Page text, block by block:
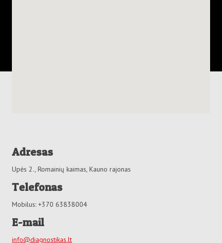
Adresas
Upės 2., Romainių kaimas, Kauno rajonas
Telefonas
Mobilus: +370 63838004
E-mail
info@diagnostikas.lt